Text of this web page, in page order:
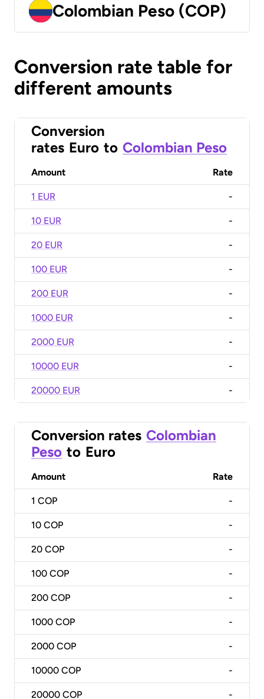
Colombian Peso (COP)
Conversion rate table for
different amounts
Conversion
rates Euro to Colombian Peso
Amount Rate
1 EUR -
10 EUR -
20 EUR -
100 EUR -
200 EUR -
1000 EUR -
2000 EUR -
10000 EUR -
20000 EUR -
Conversion rates Colombian
Peso to Euro
Amount Rate
1 COP -
10 COP -
20 COP -
100 COP -
200 COP -
1000 COP -
2000 COP -
10000 COP -
20000 COP -